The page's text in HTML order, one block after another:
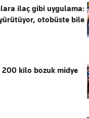
ilaç gibi uygulama:
otobüste bile
200 kilo bozuk midye